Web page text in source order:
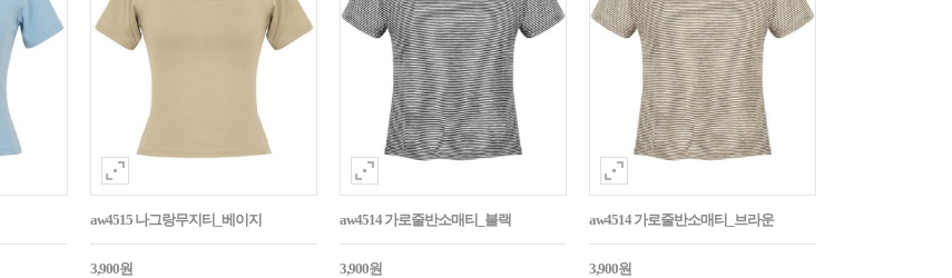
aw4515 나그랑무지티_베이지
3,900원
aw4514 가로줄반소매티_블랙
3,900원
aw4514 가로줄반소매티_브라운
3,900원